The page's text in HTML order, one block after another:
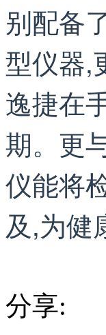
别配备
型仪器,
逸捷在
期。更
仪能将
及,为健
分享: